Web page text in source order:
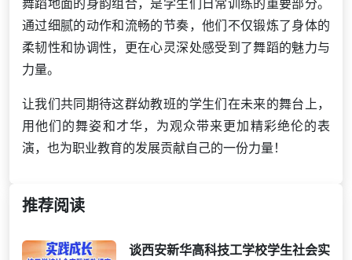
通过细腻的动作和流畅的节奏，他们不仅锻炼了身体的
柔韧性和协调性，更在心灵深处感受到了舞蹈的魅力与
力量。
让我们共同期待这群幼教班的学生们在未来的舞台上，
用他们的舞姿和才华，为观众带来更加精彩绝伦的表
演，也为职业教育的发展贡献自己的一份力量！
推荐阅读
谈西安新华高科技工学校学生社会实